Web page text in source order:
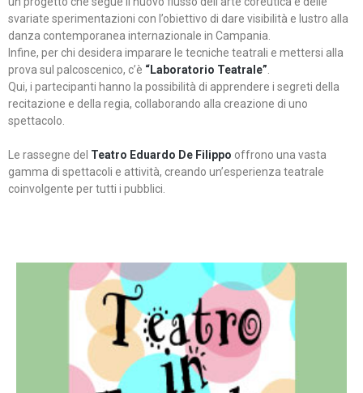
svariate sperimentazioni con l’obiettivo di dare visibilità e lustro alla
danza contemporanea internazionale in Campania.
Infine, per chi desidera imparare le tecniche teatrali e mettersi alla
prova sul palcoscenico, c’è “Laboratorio Teatrale”
Qui, i partecipanti hanno la possibilità di apprendere i segreti della
recitazione e della regia, collaborando alla creazione di uno
spettacolo.
Le rassegne del Teatro Eduardo De Filippo offrono una vasta
gamma di spettacoli e attività, creando un’esperienza teatrale
coinvolgente per tutti i pubblici.
per far condividere e godere del teatro all’intera
famiglia.
Continua